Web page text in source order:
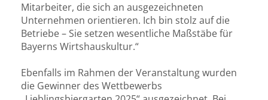
Mitarbeiter, die sich an ausgezeichneten
Unternehmen orientieren. Ich bin stolz auf die
Betriebe – Sie setzen wesentliche Maßstäbe für
Bayerns Wirtshauskultur.“
Ebenfalls im Rahmen der Veranstaltung wurden
die Gewinner des Wettbewerbs